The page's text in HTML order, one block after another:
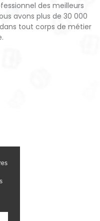
des meilleurs
avons plus de 30 000
tout corps de métier